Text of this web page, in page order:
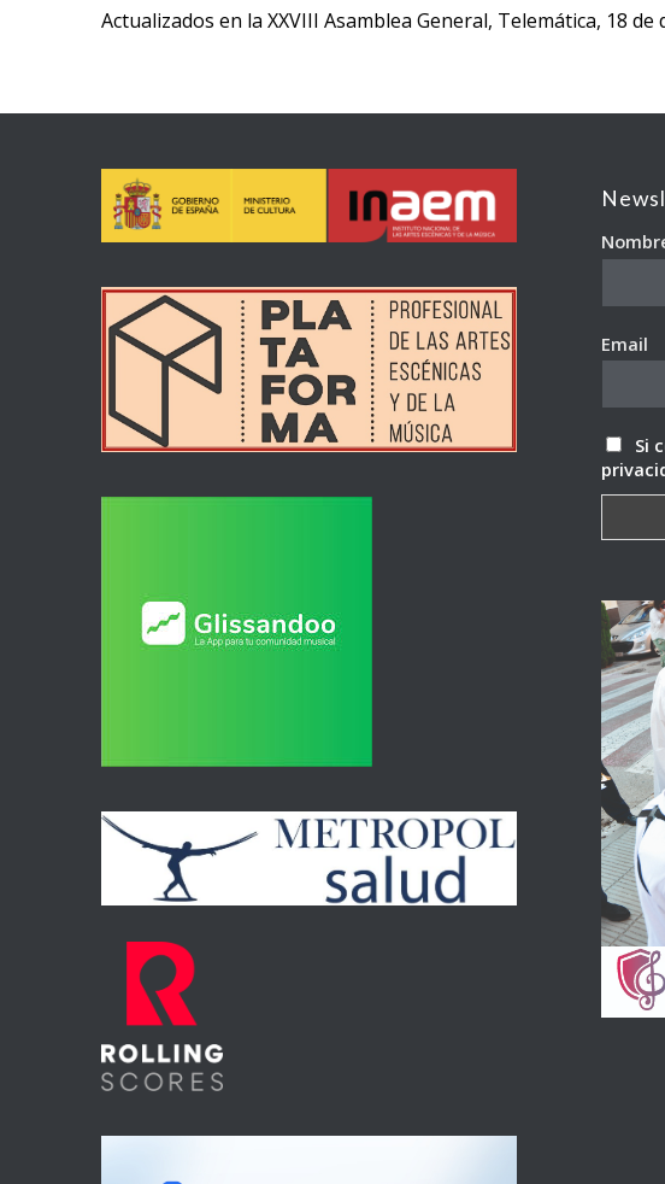
Actualizados en la XXVIII Asamblea General, Telemática, 18 de
Email
Si